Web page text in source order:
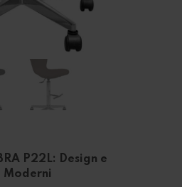
P22L: Design e
Moderni